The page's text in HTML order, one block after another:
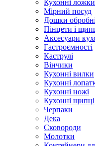
Кухонні ложки
Мірний посуд
Дошки обробні
Пінцети і
Аксесуари
Гастроємності
Каструлі
Вінчики
Кухонні вилки
Кухонні
Кухонні ножі
Кухонні щипці
Черпаки
Дека
Сковороди
Молотки